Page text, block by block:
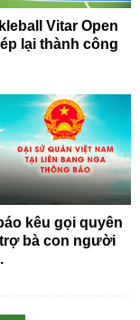
Vitar Open
lại thành công
kêu gọi quyên
bà con người